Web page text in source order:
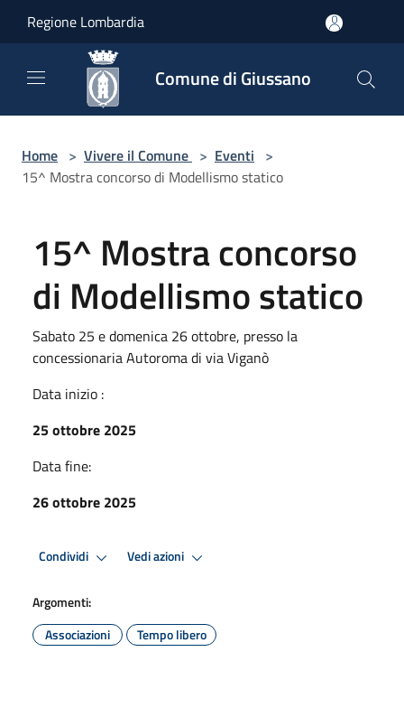
Regione Lombardia
Comune di Giussano
Home > Vivere il Comune > Eventi >
15^ Mostra concorso di Modellismo statico
15^ Mostra concorso
di Modellismo statico
Sabato 25 e domenica 26 ottobre, presso la
concessionaria Autoroma di via Viganò
Data inizio :
25 ottobre 2025
Data fine:
26 ottobre 2025
Condividi Vedi azioni
Argomenti:
Associazioni
Tempo libero